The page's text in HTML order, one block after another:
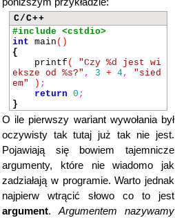
C/C++
#include <cstdio>
int main ()
{
printf (
"Czy %d jest wi
eksze od %s?" , 3 + 4,
"sied
em"
) ;
return 0 ;
}
O ile pierwszy wariant wywołania był
oczywisty tak tutaj już tak nie jest.
Pojawiają się bowiem tajemnicze
argumenty, które nie wiadomo jak
zadziałają w programie. Warto jednak
najpierw wtrącić słowo co to jest
argument. Argumentem nazywamy